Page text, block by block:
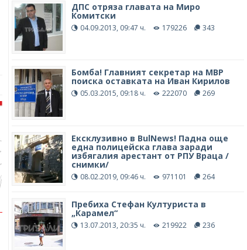
ДПС отряза главата на Миро
Комитски
04.09.2013, 09:47 ч. 179226 343
Бомба! Главният секретар на МВР
поиска оставката на Иван Кирилов
05.03.2015, 09:18 ч. 222070 269
Ексклузивно в BulNews! Падна още
една полицейска глава заради
избягалия арестант от РПУ Враца /
снимки/
08.02.2019, 09:46 ч. 971101 264
Пребиха Стефан Културиста в
„Карамел“
13.07.2013, 20:35 ч. 219922 236